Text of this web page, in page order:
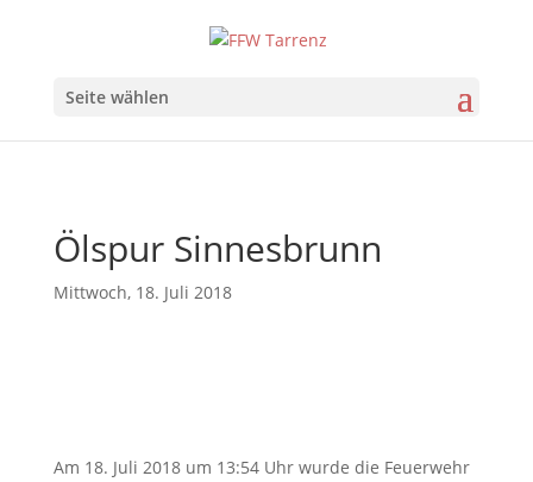
Seite wählen
Ölspur Sinnesbrunn
Mittwoch, 18. Juli 2018
Am 18. Juli 2018 um 13:54 Uhr wurde die Feuerwehr